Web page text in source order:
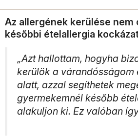
Az allergének kerülése nem
későbbi ételallergia
„Azt hallottam, hogyha
kerülök a várandósságom
alatt, azzal segíthetek
gyermekemnél később
alakuljon ki. Ez valóban